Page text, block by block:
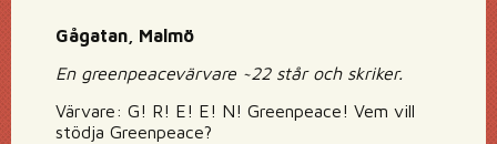
Gågatan, Malmö
En greenpeacevärvare ~22 står och skriker.
Värvare: G! R! E! E! N! Greenpeace! Vem vill
stödja Greenpeace?